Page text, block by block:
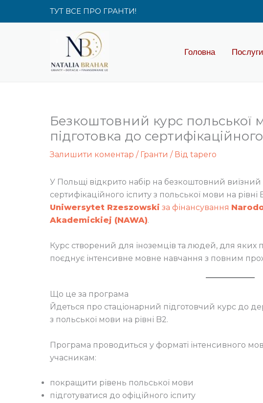
ТУТ ВСЕ ПРО ГРАНТИ!
Головна Послуги
Безкоштовний курс польської
підготовка до
Залишити коментар / Гранти / Від tapero
У Польщі відкрито набір на безкоштовний виїзний
сертифікаційного іспиту з польської мови на
Uniwersytet Rzeszowski за фінансування
Akademickiej (NAWA).
Курс створений для іноземців та людей, для яких
поєднує інтенсивне мовне навчання з повним
Що це за програма
Йдеться про стаціонарний підготовчий курс до
з польської мови на рівні B2.
Програма проводиться у форматі інтенсивного
учасникам:
покращити рівень польської мови
підготуватися до офіційного іспиту